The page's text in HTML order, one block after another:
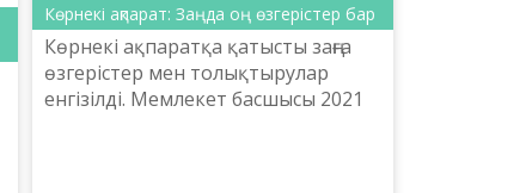
Көрнекі ақпарат: Заңда оң өзгерістер бар
Көрнекі ақпаратқа қатысты заңға
өзгерістер мен толықтырулар
енгізілді. Мемлекет басшысы 2021